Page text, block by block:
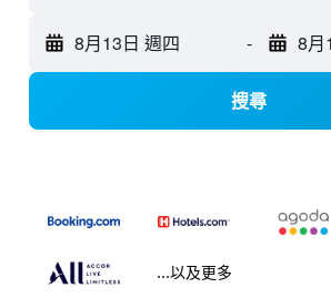
8月13日 週四 - 8月
搜尋
...以及更多